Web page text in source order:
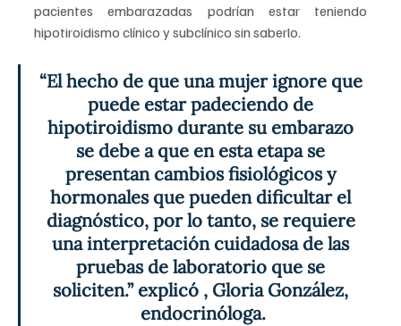
pacientes embarazadas podrían estar teniendo
hipotiroidismo clínico y subclínico sin saberlo.
“El hecho de que una mujer ignore que
puede estar padeciendo de
hipotiroidismo durante su embarazo
se debe a que en esta etapa se
presentan cambios fisiológicos y
hormonales que pueden dificultar el
diagnóstico, por lo tanto, se requiere
una interpretación cuidadosa de las
pruebas de laboratorio que se
soliciten.” explicó , Gloria González,
endocrinóloga.